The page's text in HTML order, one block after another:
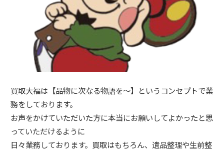
買取大福は【品物に次なる物語を～】というコンセプトで業
務をしております。
お声をかけていただいた方に本当にお願いしてよかったと思
っていただけるように
日々業務しております。買取はもちろん、遺品整理や生前整